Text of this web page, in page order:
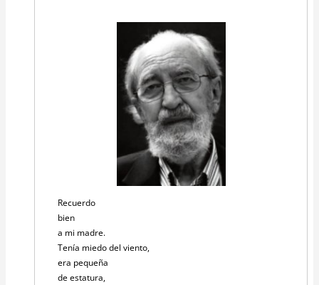
Recuerdo
bien
a mi madre.
Tenía miedo del viento,
era pequeña
de estatura,